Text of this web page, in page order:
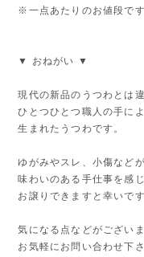
※一点あたりのお値段です
▼ おねがい ▼
現代の新品のうつわとは違
ひとつひとつ職人の手に
生まれたうつわです。
ゆがみやスレ、小傷など
味わいのある手仕事を感
お譲りできますと幸いです
気になる点などがございま
お気軽にお問い合わせ下さ